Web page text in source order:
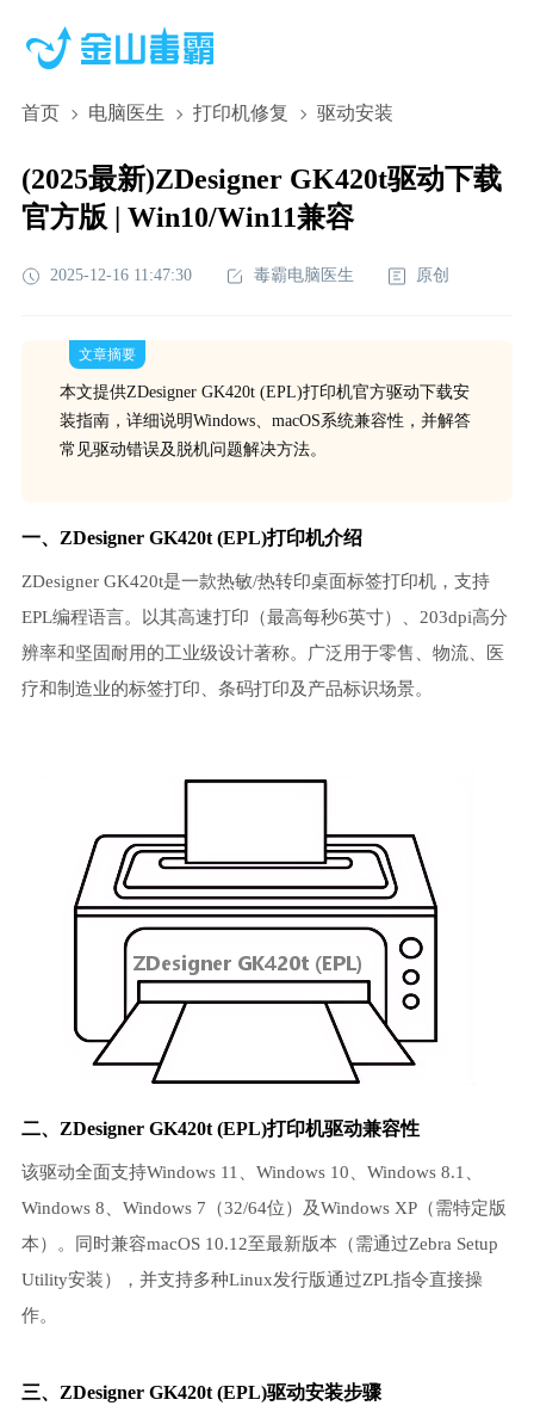
首页 电脑医生 打印机修复 驱动安装
(2025最新)ZDesigner GK420t驱动下载
官方版 | Win10/Win11兼容
2025-12-16 11:47:30 毒霸电脑医生 原创
文章摘要
本文提供ZDesigner GK420t (EPL)打印机官方驱动下载安
装指南，详细说明Windows、macOS系统兼容性，并解答
常见驱动错误及脱机问题解决方法。
一、ZDesigner GK420t (EPL)打印机介绍
ZDesigner GK420t是一款热敏/热转印桌面标签打印机，支持
EPL编程语言。以其高速打印（最高每秒6英寸）、203dpi高分
辨率和坚固耐用的工业级设计著称。广泛用于零售、物流、医
疗和制造业的标签打印、条码打印及产品标识场景。
二、ZDesigner GK420t (EPL)打印机驱动兼容性
该驱动全面支持Windows 11、Windows 10、Windows 8.1、
Windows 8、Windows 7（32/64位）及Windows XP（需特定版
本）。同时兼容macOS 10.12至最新版本（需通过Zebra Setup
Utility安装），并支持多种Linux发行版通过ZPL指令直接操
作。
三、ZDesigner GK420t (EPL)驱动安装步骤